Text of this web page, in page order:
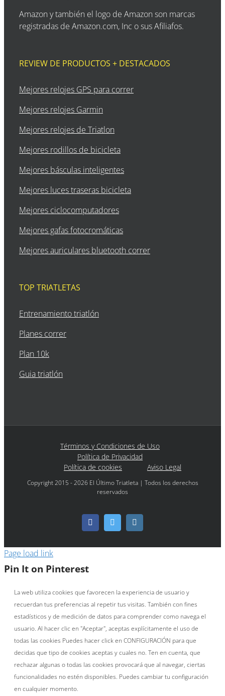
Amazon y también el logo de Amazon son marcas
registradas de Amazon.com, Inc o sus Afiliafos.
REVIEW DE PRODUCTOS + DESTACADOS
Mejores relojes GPS para correr
Mejores relojes Garmin
Mejores relojes de Triatlon
Mejores rodillos de bicicleta
Mejores básculas inteligentes
Mejores luces traseras bicicleta
Mejores ciclocomputadores
Mejores gafas fotocromáticas
Mejores auriculares bluetooth correr
TOP TRIATLETAS
Entrenamiento triatlón
Planes correr
Plan 10k
Guia triatlón
Términos y Condiciones de Uso
Política de Privacidad
Política de cookies
Aviso Legal
Copyright 2015 - 2026 El Último Triatleta | Todos los derechos
reservados
FacebookTwitter
Page load link
Pin It on Pinterest
La web utiliza cookies que favorecen la experiencia de usuario y
recuerdan tus preferencias al repetir tus visitas. También con fines
estadísticos y de medición de datos para comprender como navega el
usuario. Al hacer clic en "Aceptar", aceptas explícitamente el uso de
todas las cookies Puedes hacer click en CONFIGURACIÓN para que
decidas que tipo de cookies aceptas y cuales no. Ten en cuenta, que
rechazar algunas o todas las cookies provocará que al navegar, ciertas
funcionalidades no estén disponibles. Puedes cambiar tu configuración
en cualquier momento.